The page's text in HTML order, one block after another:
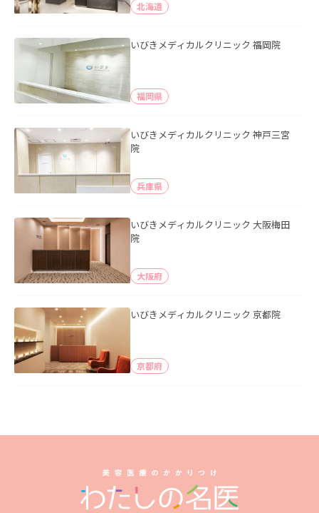
北海道
いびきメディカルクリニック 福岡院
福岡県
いびきメディカルクリニック 神戸三宮
院
兵庫県
いびきメディカルクリニック 大阪梅田
院
大阪府
いびきメディカルクリニック 京都院
京都府